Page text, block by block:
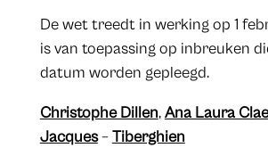
De wet treedt in werking op 1
is van toepassing op inbreuken
datum worden gepleegd.
Christophe Dillen,Ana Laura
Jacques–Tiberghien